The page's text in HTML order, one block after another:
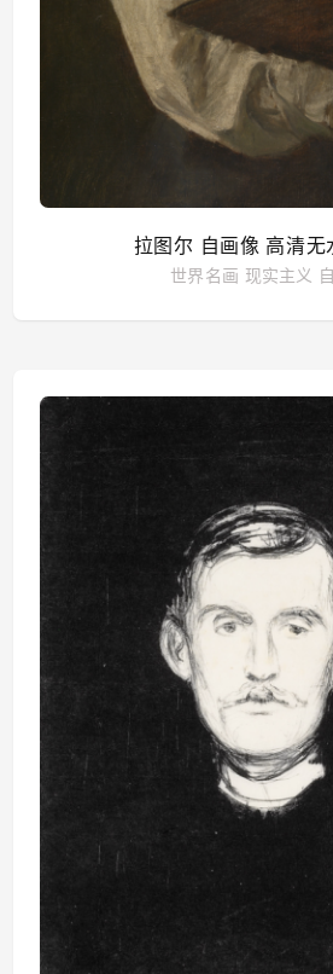
拉图尔 自画像 高清无
世界名画 现实主义